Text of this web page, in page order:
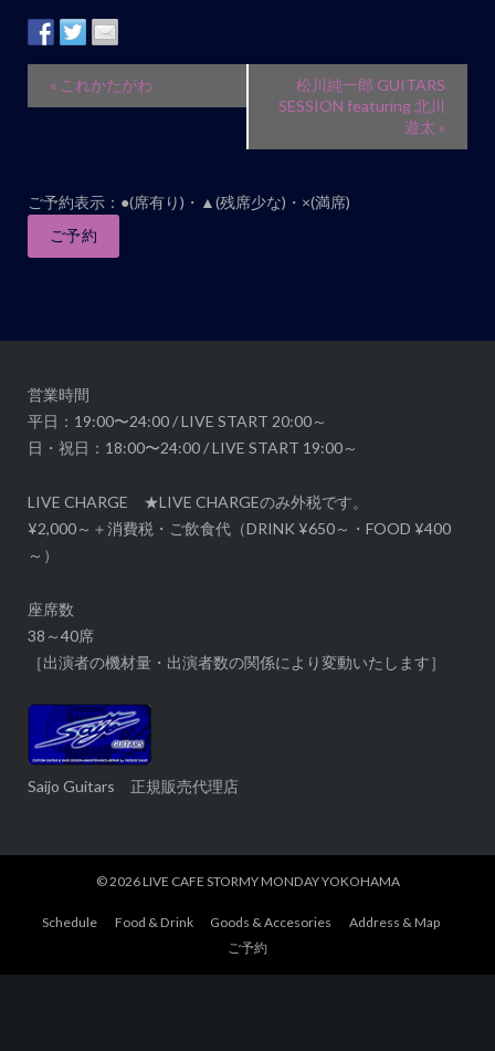
ベ
ナ
ビ
ゲ
ョ
« これかたがわ
松川純一郎 GUITARS
SESSION featuring 北川
遊太 »
ご予約表示：●(席有り)・▲(残席少な)・×(満席)
ご予約
営業時間
平日：19:00〜24:00 / LIVE START 20:00～
日・祝日：18:00〜24:00 / LIVE START 19:00～
LIVE CHARGE ★LIVE CHARGEのみ外税です。
¥2,000～＋消費税・ご飲食代（DRINK ¥650～・FOOD ¥400
～）
座席数
38～40席
［出演者の機材量・出演者数の関係により変動いたします］
Saijo Guitars 正規販売代理店
© 2026LIVE CAFE STORMY MONDAY YOKOHAMA
Schedule Food & Drink Goods & Accesories
Address & Map
ご予約